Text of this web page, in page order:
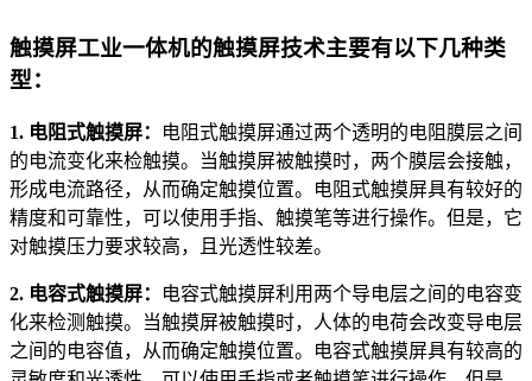
触摸屏工业一体机的触摸屏技术主要有以下几种类
型：
1. 电阻式触摸屏：
电阻式触摸屏通过两个透明的电阻膜层之间
的电流变化来检触摸。当触摸屏被触摸时，两个膜层会接触，
形成电流路径，从而确定触摸位置。电阻式触摸屏具有较好的
精度和可靠性，可以使用手指、触摸笔等进行操作。但是，它
对触摸压力要求较高，且光透性较差。
2. 电容式触摸屏：
电容式触摸屏利用两个导电层之间的电容变
化来检测触摸。当触摸屏被触摸时，人体的电荷会改变导电层
之间的电容值，从而确定触摸位置。电容式触摸屏具有较高的